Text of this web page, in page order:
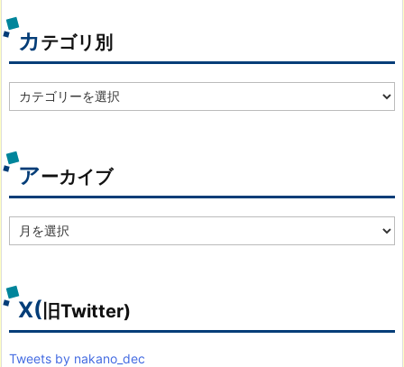
カテゴリ別
テ
別
アーカイブ
ー
ブ
X( 旧Twitter)
Tweets by nakano_dec